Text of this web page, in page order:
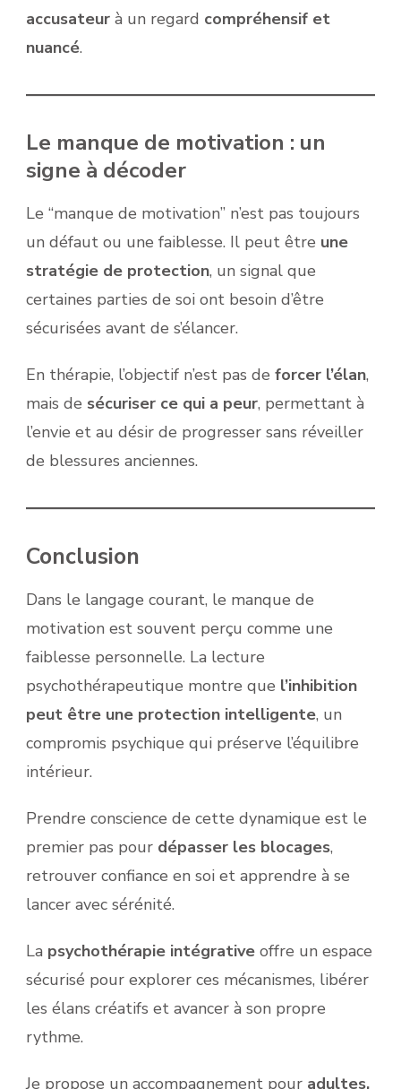
accusateur à un regard compréhensif et
nuancé.
Le manque de motivation : un
signe à décoder
Le “manque de motivation” n’est pas toujours
un défaut ou une faiblesse. Il peut être une
stratégie de protection, un signal que
certaines parties de soi ont besoin d’être
sécurisées avant de s’élancer.
En thérapie, l’objectif n’est pas de forcer l’élan,
mais de sécuriser ce qui a peur, permettant à
l’envie et au désir de progresser sans réveiller
de blessures anciennes.
Conclusion
Dans le langage courant, le manque de
motivation est souvent perçu comme une
faiblesse personnelle. La lecture
psychothérapeutique montre que l’inhibition
peut être une protection intelligente, un
compromis psychique qui préserve l’équilibre
intérieur.
Prendre conscience de cette dynamique est le
premier pas pour dépasser les blocages,
retrouver confiance en soi et apprendre à se
lancer avec sérénité.
La psychothérapie intégrative offre un espace
sécurisé pour explorer ces mécanismes, libérer
les élans créatifs et avancer à son propre
rythme.
Je propose un accompagnement pour adultes,